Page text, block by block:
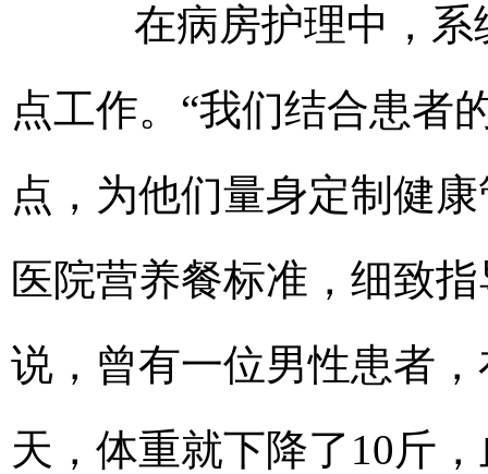
在病房护理中，系
点工作。“我们结合患者
点，为他们量身定制健
医院营养餐标准，细致
说，曾有一位男性患者
天，体重就下降了10斤